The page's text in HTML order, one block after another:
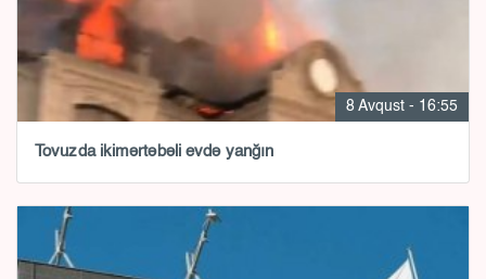
8 Avqust - 16:55
Tovuzda ikimərtəbəli evdə yanğın